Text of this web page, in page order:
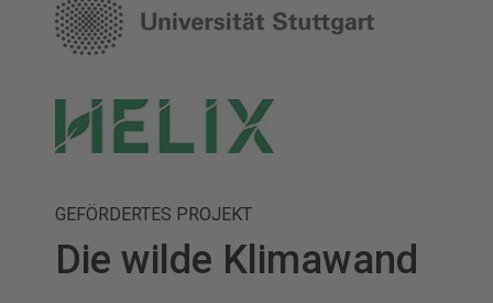
GEFÖRDERTES PROJEKT
Die wilde Klimawand